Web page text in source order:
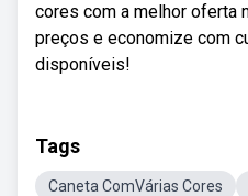
cores com a melhor oferta
preços e economize com
disponíveis!
Tags
Caneta ComVárias Cores